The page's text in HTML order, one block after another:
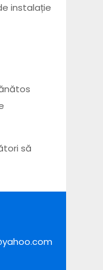
instalație
să